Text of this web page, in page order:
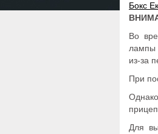
Бокс
Во
лампы
из-за
При
Для